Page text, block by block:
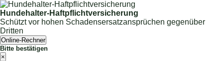
Hundehalter-Haftpflichtversicherung
Schützt vor hohen Schadensersatzansprüchen gegenüber
Dritten
Online-Rechner
Bitte bestätigen
×